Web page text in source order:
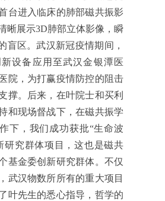
台进入临床的肺部磁共振影
晰展示3D肺部立体影像，瞬
盲区。武汉新冠疫情期间，
设备应用至武汉金银潭医
院，为打赢疫情防控的阻击
撑。后来，在叶院士和买利
和现场督战下，在磁共振学
下，我们成功获批“生命波
研究群体项目，这也是磁共
基金委创新研究群体。不仅
武汉物数所所有的重大项目
叶先生的悉心指导，哲学的